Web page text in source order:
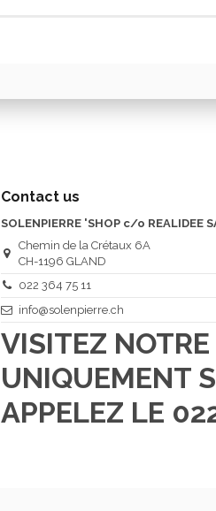
Contact us
SOLENPIERRE 'SHOP c/o REALIDEE
Chemin de la Crétaux 6A
CH-1196 GLAND
022 364 75 11
info@solenpierre.ch
VISITEZ
UNIQUEMENT
APPELEZ LE